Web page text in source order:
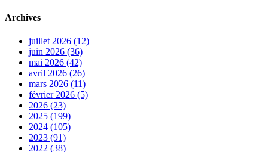
Archives
juillet 2026 (12)
juin 2026 (36)
mai 2026 (42)
avril 2026 (26)
mars 2026 (11)
février 2026 (5)
2026 (23)
2025 (199)
2024 (105)
2023 (91)
2022 (38)